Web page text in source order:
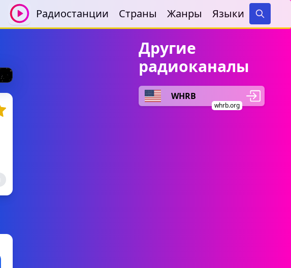
Радиостанции Страны Жанры Языки
Search
Другие
радиоканалы
WHRB
whrb.org